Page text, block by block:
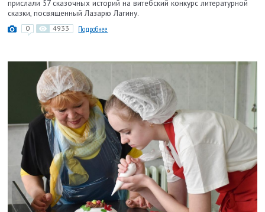
прислали 57 сказочных историй на витебский конкурс литературной
сказки, посвященный Лазарю Лагину.
0 4933 Подробнее